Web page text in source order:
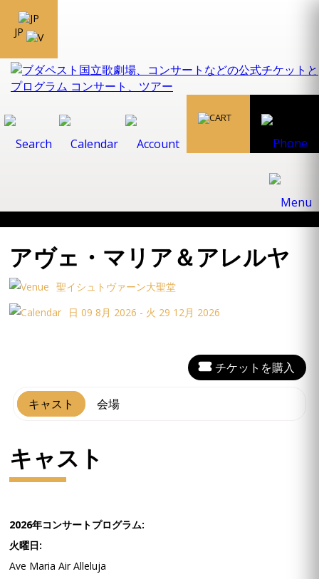
JP
アヴェ・マリア＆アレルヤ
聖イシュトヴァーン大聖堂
日 09 8月 2026 - 火 29 12月 2026
キャスト 会場
チケットを購入
キャスト
2026年コンサートプログラム:
火曜日:
Ave Maria Air Alleluja